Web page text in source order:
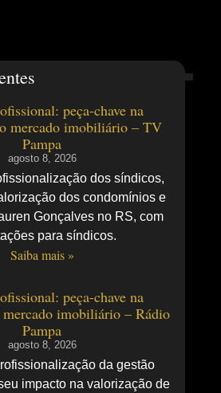
peça-chave na
mercado imobiliário – TV
Pampa
agosto 8, 2026
dos síndicos,
dos condomínios e
Gonçalves no RS, com
para síndicos.
Saiba mais »
peça-chave na
imobiliário – Rádio
Pampa
agosto 8, 2026
da gestão
impacto na valorização de